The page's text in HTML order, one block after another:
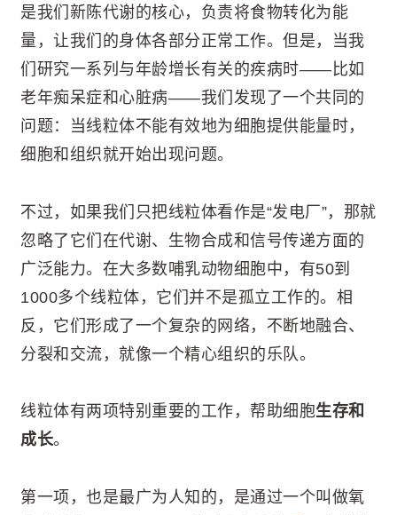
是我们新陈代谢的核心，负责将食物转化为能
量，让我们的身体各部分正常工作。但是，当我
们研究一系列与年龄增长有关的疾病时——比如
老年痴呆症和心脏病——我们发现了一个共同的
问题：当线粒体不能有效地为细胞提供能量时，
细胞和组织就开始出现问题。
不过，如果我们只把线粒体看作是“发电厂”，那就
忽略了它们在代谢、生物合成和信号传递方面的
广泛能力。在大多数哺乳动物细胞中，有50到
1000多个线粒体，它们并不是孤立工作的。相
反，它们形成了一个复杂的网络，不断地融合、
分裂和交流，就像一个精心组织的乐队。
线粒体有两项特别重要的工作，帮助细胞生存和
成长。
第一项，也是最广为人知的，是通过一个叫做氧